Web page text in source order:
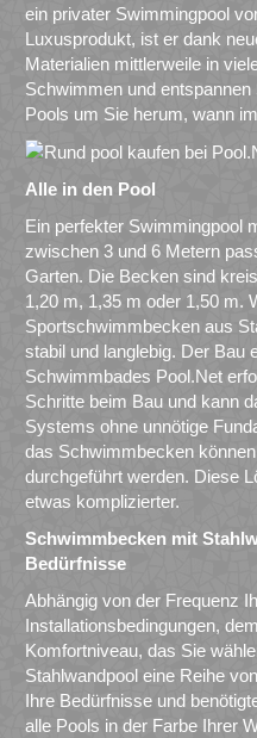
ein privater Swimmingpool
Luxusprodukt, ist er dank
Materialien mittlerweile in
Schwimmen und
Pools um Sie herum, wann
Alle in den Pool
Ein perfekter Swimmingpool
zwischen 3 und 6 Metern
Garten. Die Becken sind
1,20 m, 1,35 m oder 1,50 m.
Sportschwimmbecken aus
stabil und langlebig. Der Bau
Schwimmbades Pool.Net
Schritte beim Bau und kann
Systems ohne unnötige
das Schwimmbecken
durchgeführt werden. Diese
etwas komplizierter.
Schwimmbecken mit
Bedürfnisse
Abhängig von der Frequenz
Installationsbedingungen,
Komfortniveau, das Sie
Stahlwandpool eine Reihe
Ihre Bedürfnisse und
alle Pools in der Farbe Ihrer